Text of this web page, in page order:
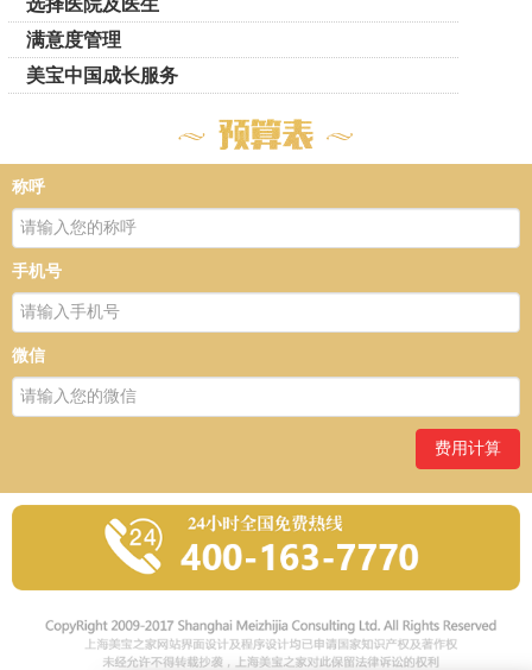
选择医院及医生
满意度管理
美宝中国成长服务
称呼
手机号
微信
费用计算